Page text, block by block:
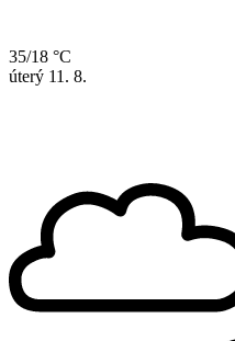
35/18 °C
úterý 11. 8.